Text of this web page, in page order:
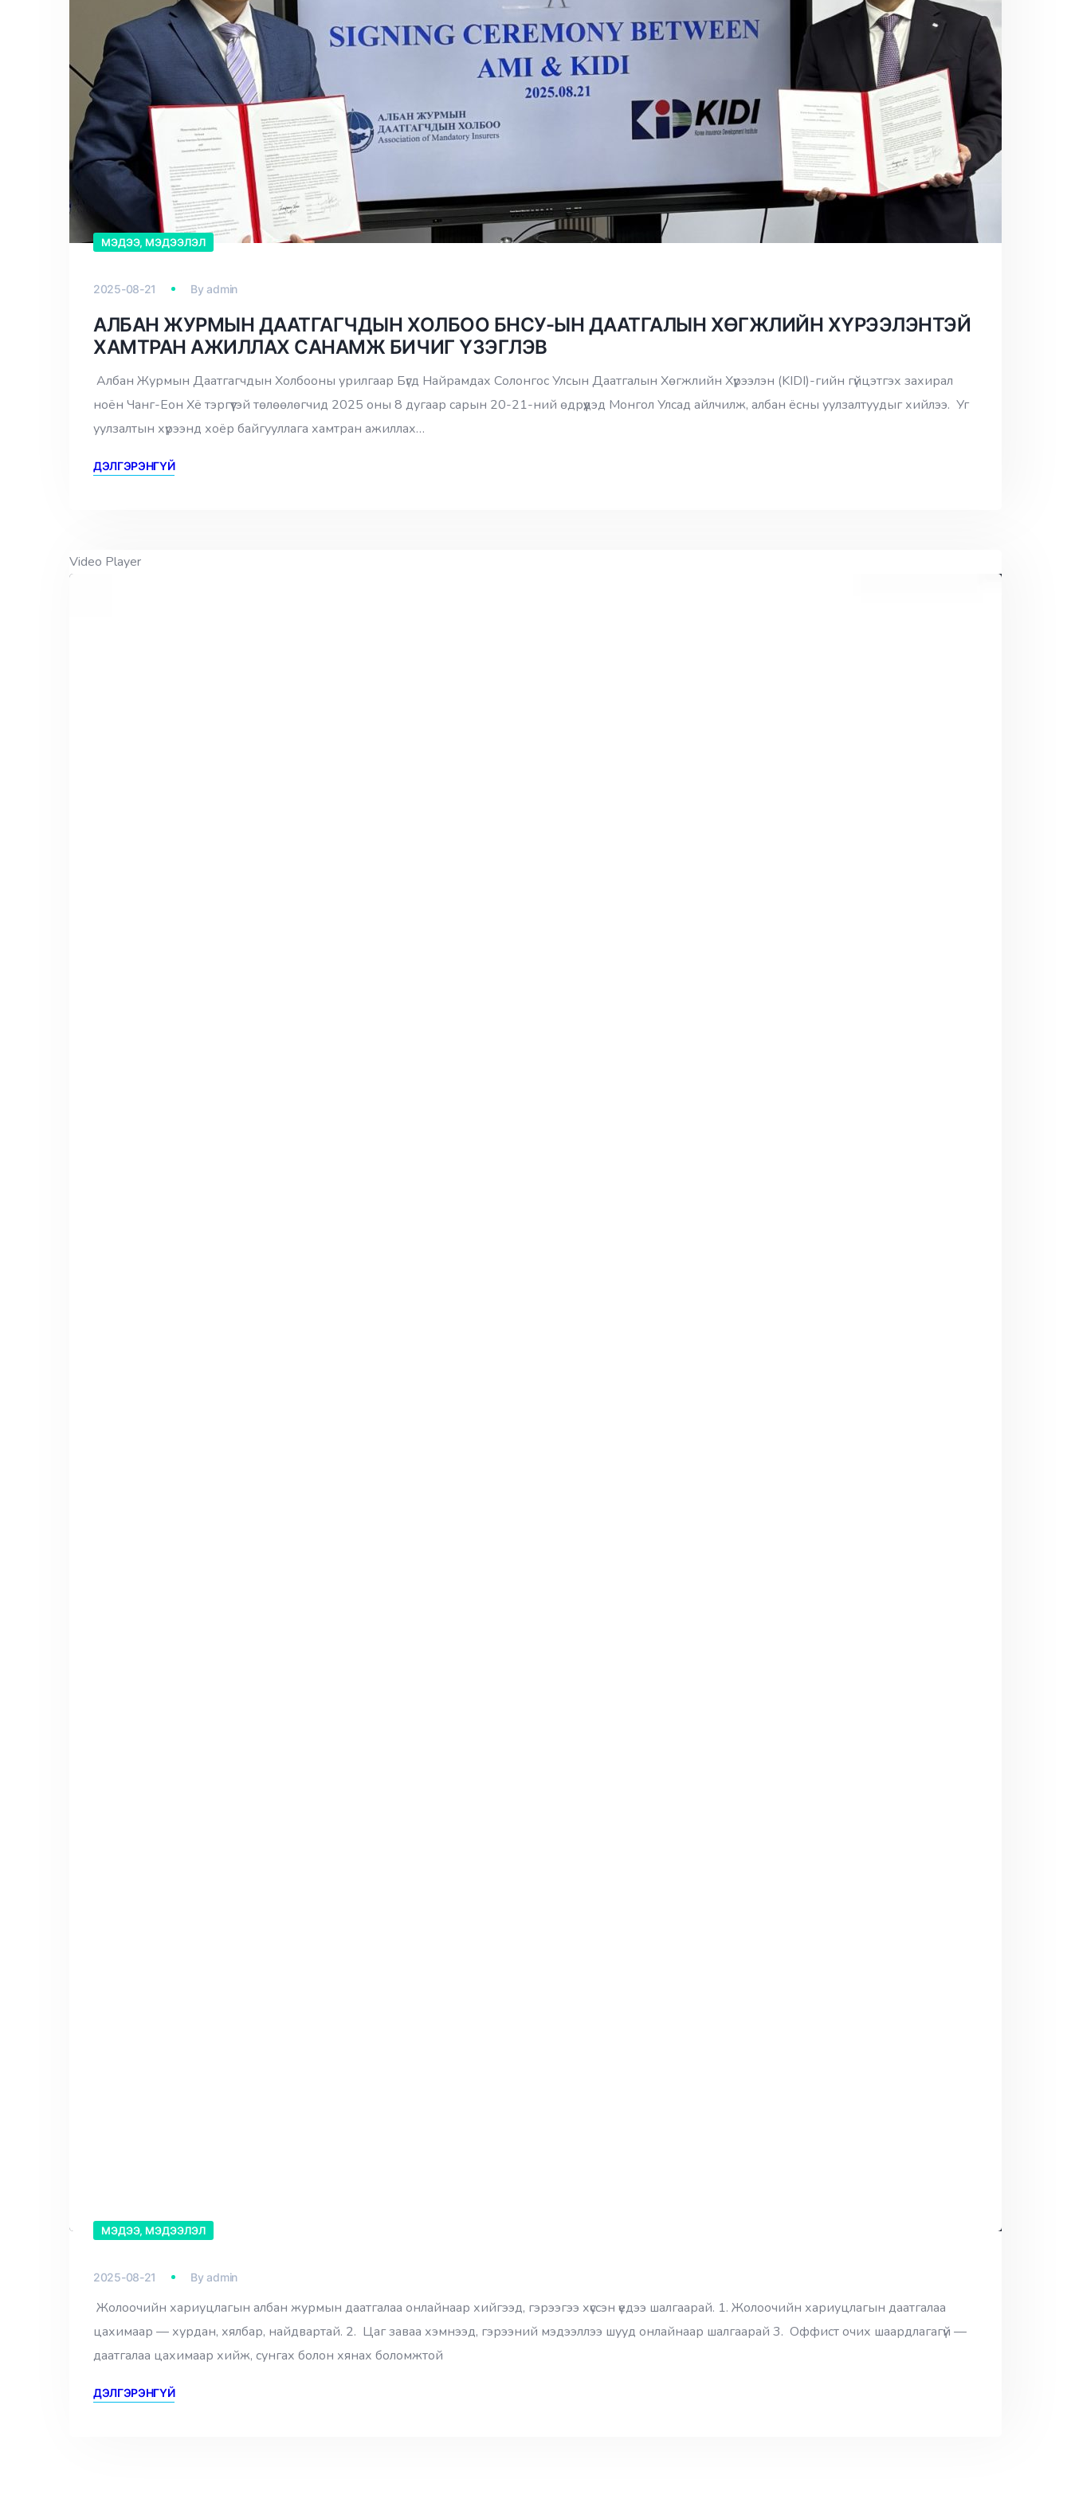
МЭДЭЭ, МЭДЭЭЛЭЛ
2025-08-21 Byadmin
АЛБАН ЖУРМЫН ДААТГАГЧДЫН ХОЛБОО БНСУ-ЫН ДААТГАЛЫН ХӨГЖЛИЙН ХҮРЭЭЛЭНТЭЙ
ХАМТРАН АЖИЛЛАХ САНАМЖ БИЧИГ ҮЗЭГЛЭВ
Албан Журмын Даатгагчдын Холбооны урилгаар Бүгд Найрамдах Солонгос Улсын Даатгалын Хөгжлийн Хүрээлэн (KIDI)-гийн гүйцэтгэх захирал
ноён Чанг-Еон Хё тэргүүтэй төлөөлөгчид 2025 оны 8 дугаар сарын 20-21-ний өдрүүдэд Монгол Улсад айлчилж, албан ёсны уулзалтуудыг хийлээ. Уг
уулзалтын хүрээнд хоёр байгууллага хамтран ажиллах…
ДЭЛГЭРЭНГҮЙ
Video Player
МЭДЭЭ, МЭДЭЭЛЭЛ
2025-08-21 Byadmin
Жолоочийн хариуцлагын албан журмын даатгалаа онлайнаар хийгээд, гэрээгээ хүссэн үедээ шалгаарай. 1. Жолоочийн хариуцлагын даатгалаа
цахимаар — хурдан, хялбар, найдвартай. 2. Цаг заваа хэмнээд, гэрээний мэдээллээ шууд онлайнаар шалгаарай 3. Оффист очих шаардлагагүй —
даатгалаа цахимаар хийж, сунгах болон хянах боломжтой
ДЭЛГЭРЭНГҮЙ